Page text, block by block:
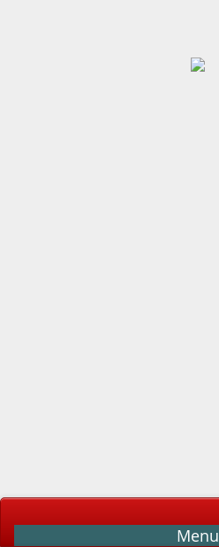
Menu